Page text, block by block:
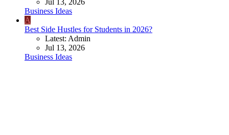
Jul 13, 2026
Business Ideas
A
Best Side Hustles for Students in 2026?
Latest: Admin
Jul 13, 2026
Business Ideas